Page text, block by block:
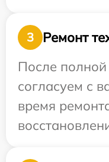
3
Ремонт
После
согласуем с
время